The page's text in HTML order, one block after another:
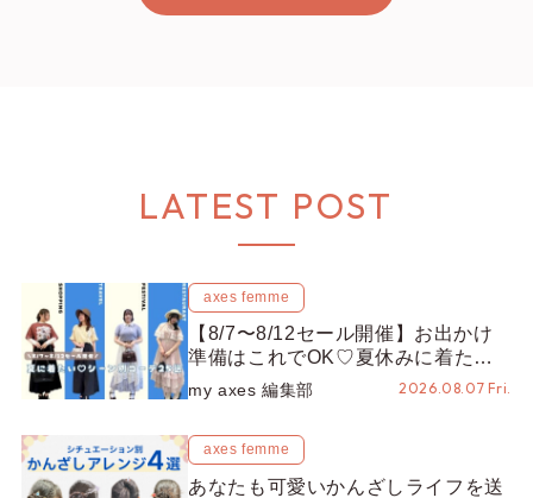
LATEST POST
axes femme
【8/7〜8/12セール開催】お出かけ
準備はこれでOK♡夏休みに着たい
コーデ25選をシーン別に徹底解説！
my axes 編集部 2026.08.07 Fri.
axes femme
あなたも可愛いかんざしライフを送